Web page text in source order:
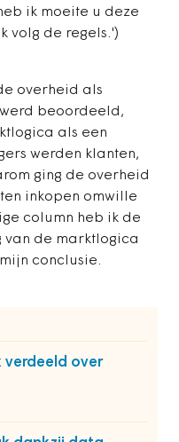
ik moeite u deze
volg de regels.')
overheid als
beoordeeld,
als een
werden klanten,
ging de overheid
inkopen omwille
column heb ik de
van de marktlogica
conclusie.
verdeeld over